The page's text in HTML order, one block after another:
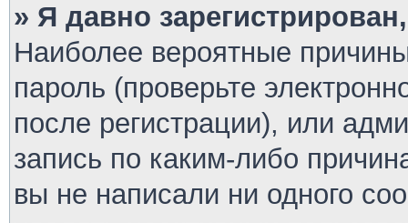
» Я давно
Наиболее вероятные
пароль (проверьте
после регистрации), или
запись по каким-либо
вы не написали ни одного